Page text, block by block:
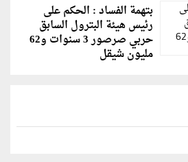
بتهمة الفساد : الحكم على
رئيس هيئة البترول السابق
حربي صرصور 3 سنوات و62
مليون شيقل